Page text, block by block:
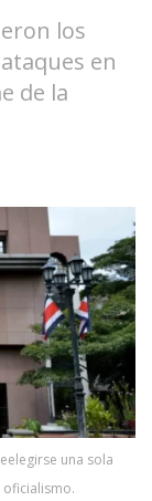
los
en
de la
una sola